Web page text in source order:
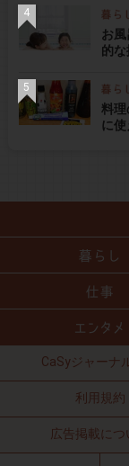
お
的
料理
に
CaSyジャーナ
利用規約
広告掲載につ